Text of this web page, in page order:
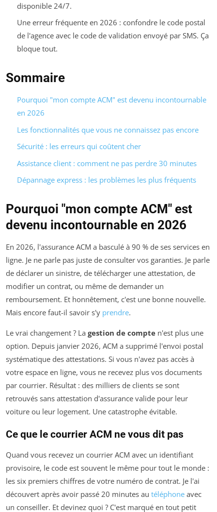
disponible 24/7.
Une erreur fréquente en 2026 : confondre le code postal
de l'agence avec le code de validation envoyé par SMS. Ça
bloque tout.
Sommaire
Pourquoi "mon compte ACM" est devenu incontournable
en 2026
Les fonctionnalités que vous ne connaissez pas encore
Sécurité : les erreurs qui coûtent cher
Assistance client : comment ne pas perdre 30 minutes
Dépannage express : les problèmes les plus fréquents
Pourquoi "mon compte ACM" est
devenu incontournable en 2026
En 2026, l'assurance ACM a basculé à 90 % de ses services en
ligne. Je ne parle pas juste de consulter vos garanties. Je parle
de déclarer un sinistre, de télécharger une attestation, de
modifier un contrat, ou même de demander un
remboursement. Et honnêtement, c'est une bonne nouvelle.
Mais encore faut-il savoir s'y prendre.
Le vrai changement ? La gestion de compte n'est plus une
option. Depuis janvier 2026, ACM a supprimé l'envoi postal
systématique des attestations. Si vous n'avez pas accès à
votre espace en ligne, vous ne recevez plus vos documents
par courrier. Résultat : des milliers de clients se sont
retrouvés sans attestation d'assurance valide pour leur
voiture ou leur logement. Une catastrophe évitable.
Ce que le courrier ACM ne vous dit pas
Quand vous recevez un courrier ACM avec un identifiant
provisoire, le code est souvent le même pour tout le monde :
les six premiers chiffres de votre numéro de contrat. Je l'ai
découvert après avoir passé 20 minutes au téléphone avec
un conseiller. Et devinez quoi ? C'est marqué en tout petit